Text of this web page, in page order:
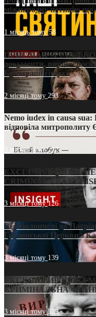
міжнародну петицію
1 місяць тому58
ПРИСМАК
документи, вирок і
Бучацькій єпархії
2 місяці тому 293
Nemo iudex in causa
відповіла митрополиту
3 місяці тому212
EXCLUSIVE
CRIMINAL
3 місяці тому126
Від віолончелі до
Грузинської Церкви з
3 місяці тому 139
ЕКСКЛЮЗИВ
КРИМІНАЛЬНА
3 місяці тому539